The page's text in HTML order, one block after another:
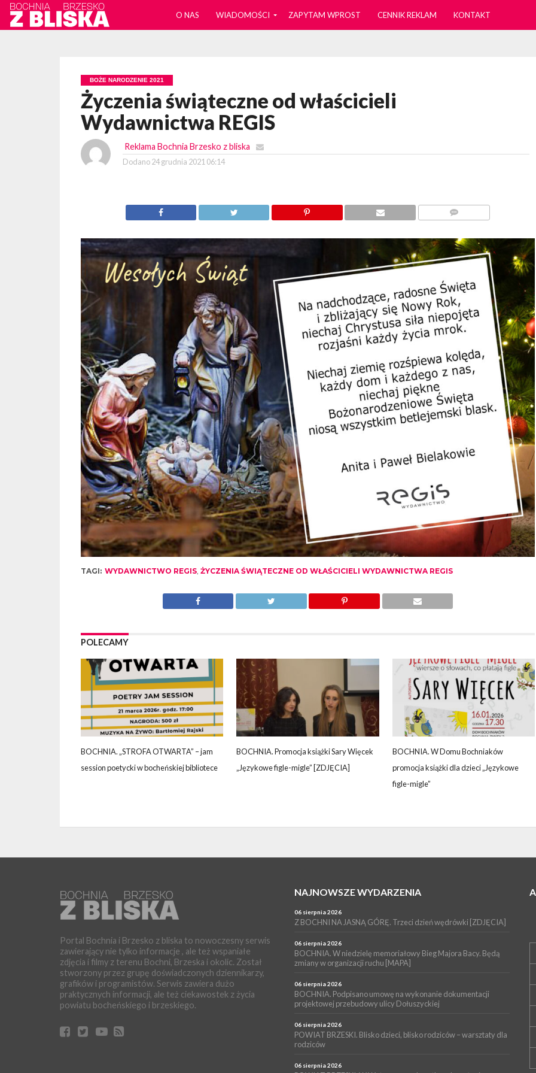
O NAS WIADOMOŚCI ZAPYTAM WPROST CENNIK REKLAM KONTAKT
BOŻE NARODZENIE 2021
Życzenia świąteczne od właścicieli
Wydawnictwa REGIS
Reklama Bochnia Brzesko z bliska
Dodano 24 grudnia 2021 06:14
TAGI: WYDAWNICTWO REGIS, ŻYCZENIA ŚWIĄTECZNE OD WŁAŚCICIELI WYDAWNICTWA REGIS
POLECAMY
BOCHNIA. „STROFA OTWARTA” – jam
session poetycki w bocheńskiej bibliotece
BOCHNIA. Promocja książki Sary Więcek
„Językowe figle-migle” [ZDJĘCIA]
BOCHNIA. W Domu Bochniaków
promocja książki dla dzieci „Językowe
figle-migle”
Portal Bochnia i Brzesko z bliska to nowoczesny serwis
zawierający nie tylko informacje , ale też wspaniałe
zdjęcia i filmy z terenu Bochni, Brzeska i okolic. Został
stworzony przez grupę doświadczonych dziennikarzy,
grafików i programistów. Serwis zawiera dużo
praktycznych informacji, ale też ciekawostek z życia
powiatu bocheńskiego i brzeskiego.
NAJNOWSZE WYDARZENIA
06 sierpnia 2026
Z BOCHNI NA JASNĄ GÓRĘ. Trzeci dzień wędrówki [ZDJĘCIA]
06 sierpnia 2026
BOCHNIA. W niedzielę memoriałowy Bieg Majora Bacy. Będą
zmiany w organizacji ruchu [MAPA]
06 sierpnia 2026
BOCHNIA. Podpisano umowę na wykonanie dokumentacji
projektowej przebudowy ulicy Dołuszyckiej
06 sierpnia 2026
POWIAT BRZESKI. Blisko dzieci, blisko rodziców – warsztaty dla
rodziców
06 sierpnia 2026